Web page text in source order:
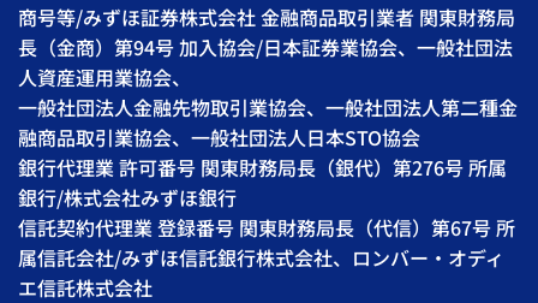
商号等/みずほ証券株式会社 金融商品取引業者 関東財務局
長（金商）第94号 加入協会/日本証券業協会、一般社団法
人資産運用業協会、
一般社団法人金融先物取引業協会、一般社団法人第二種金
融商品取引業協会、一般社団法人日本STO協会
銀行代理業 許可番号 関東財務局長（銀代）第276号 所属
銀行/株式会社みずほ銀行
信託契約代理業 登録番号 関東財務局長（代信）第67号 所
属信託会社/みずほ信託銀行株式会社、ロンバー・オディ
エ信託株式会社